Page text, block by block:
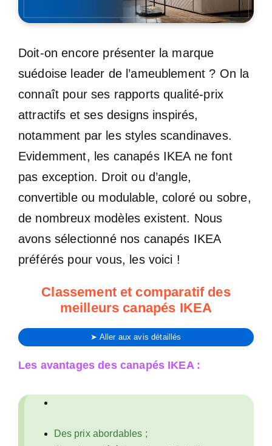
Doit-on encore présenter la marque
suédoise leader de l’ameublement ? On la
connaît pour ses rapports qualité-prix
attractifs et ses designs inspirés,
notamment par les styles scandinaves.
Evidemment, les canapés IKEA ne font
pas exception. Droit ou d’angle,
convertible ou modulable, coloré ou sobre,
de nombreux modèles existent. Nous
avons sélectionné nos canapés IKEA
préférés pour vous, les voici !
Classement et comparatif des
meilleurs canapés IKEA
➤ Aller aux avis détaillés
Les avantages des canapés IKEA :
Des prix abordables ;